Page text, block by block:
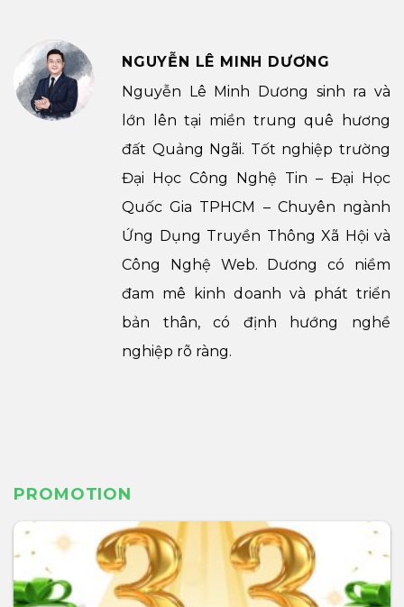
NGUYỄN LÊ MINH DƯƠNG
Nguyễn Lê Minh Dương sinh ra và
lớn lên tại miền trung quê hương
đất Quảng Ngãi. Tốt nghiệp trường
Đại Học Công Nghệ Tin – Đại Học
Quốc Gia TPHCM – Chuyên ngành
Ứng Dụng Truyền Thông Xã Hội và
Công Nghệ Web. Dương có niềm
đam mê kinh doanh và phát triển
bản thân, có định hướng nghề
nghiệp rõ ràng.
PROMOTION